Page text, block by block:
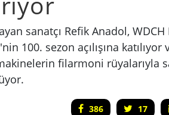
sanatçı Refik Anadol,
100. sezon açılışına
filarmoni rüyalarıyla
386 17